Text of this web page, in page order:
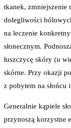
tkanek, zmniejszenie
dolegliwości
na leczenie
słonecznym.
łuszczycę skóry (u
skórne. Przy okazji
z pobytem na słońcu
Generalnie kąpiele
przynoszą korzystne